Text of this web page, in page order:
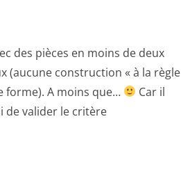
des pièces en moins de deux
(aucune construction « à la règle
forme). A moins que…
Car il
de valider le critère